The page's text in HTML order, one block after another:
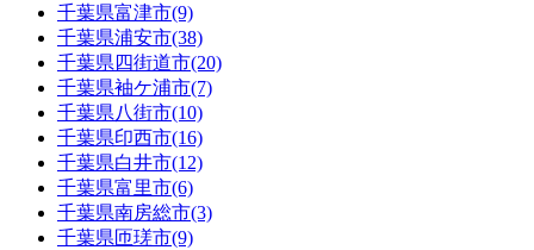
千葉県富津市(9)
千葉県浦安市(38)
千葉県 四街道市(20)
千葉県袖ケ浦市(7)
千葉県八街市(10)
千葉県印西市(16)
千葉県白井市(12)
千葉県富里市(6)
千葉県南房総市(3)
千葉県匝瑳市(9)